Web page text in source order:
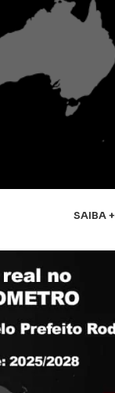
SAIBA +